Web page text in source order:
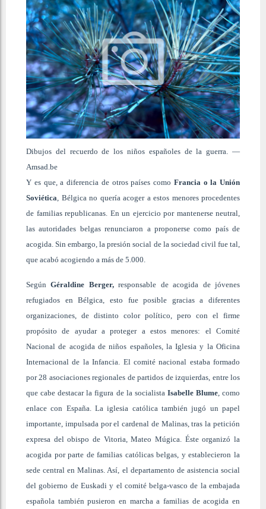
Dibujos del recuerdo de los niños españoles de la guerra. —
Amsad.be
Y es que, a diferencia de otros países como Francia o la Unión
Soviética , Bélgica no quería acoger a estos menores procedentes
de familias republicanas. En un ejercicio por mantenerse neutral,
las autoridades belgas renunciaron a proponerse como país de
acogida. Sin embargo, la presión social de la sociedad civil fue tal,
que acabó acogiendo a más de 5.000.
SegúnGéraldine Berger,responsable de acogida de jóvenes
refugiados en Bélgica, esto fue posible gracias a diferentes
organizaciones, de distinto color político, pero con el firme
propósito de ayudar a proteger a estos menores: el Comité
Nacional de acogida de niños españoles, la Iglesia y la Oficina
Internacional de la Infancia. El comité nacional estaba formado
por 28 asociaciones regionales de partidos de izquierdas, entre los
que cabe destacar la figura de la socialista Isabelle Blume, como
enlace con España. La iglesia católica también jugó un papel
importante, impulsada por el cardenal de Malinas, tras la petición
expresa del obispo de Vitoria, Mateo Múgica. Éste organizó la
acogida por parte de familias católicas belgas, y establecieron la
sede central en Malinas. Así, el departamento de asistencia social
del gobierno de Euskadi y el comité belga-vasco de la embajada
española también pusieron en marcha a familias de acogida en